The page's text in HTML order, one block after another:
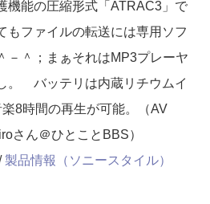
機能の圧縮形式「ATRAC3」で
もファイルの転送には専用ソフ
－＾；まぁそれはMP3プレーヤ
。 バッテリは内蔵リチウムイ
8時間の再生が可能。（AV
さん＠ひとことBBS）
製品情報（ソニースタイル）